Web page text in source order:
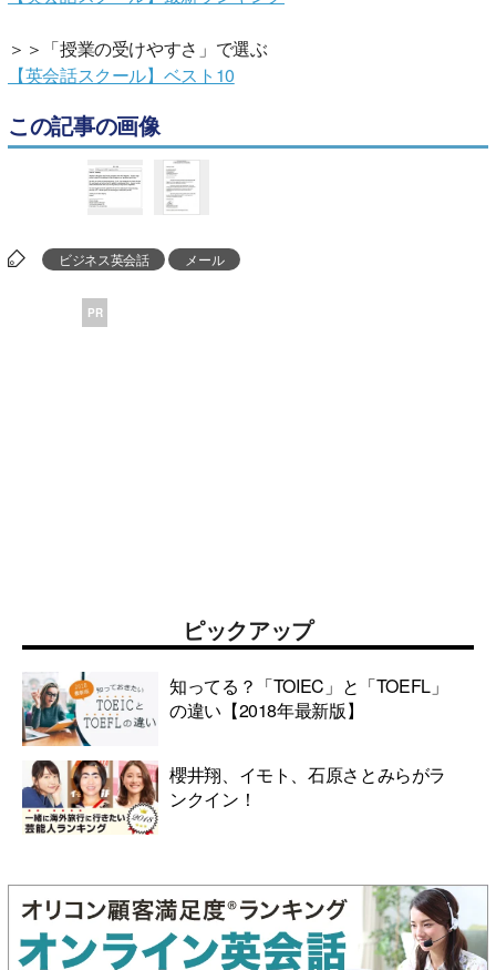
＞＞「授業の受けやすさ」で選ぶ
【英会話スクール】ベスト10
この記事の画像
ビジネス英会話 メール
PR
ピックアップ
知ってる？「TOIEC」と「TOEFL」
の違い【2018年最新版】
櫻井翔、イモト、石原さとみらがラ
ンクイン！